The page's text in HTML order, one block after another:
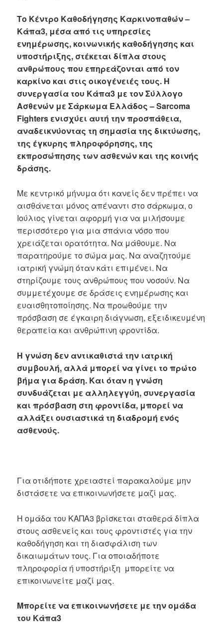
Το Κέντρο Καθοδήγησης Καρκινοπαθών –
Κάπα3, μέσα από τις υπηρεσίες
ενημέρωσης, κοινωνικής καθοδήγησης και
υποστήριξης, στέκεται δίπλα στους
ανθρώπους που επηρεάζονται από τον
καρκίνο και στις οικογένειές τους. Η
συνεργασία του Κάπα3 με τον Σύλλογο
Ασθενών με Σάρκωμα Ελλάδος – Sarcoma
Fighters ενισχύει αυτή την προσπάθεια,
αναδεικνύοντας τη σημασία της δικτύωσης,
της έγκυρης πληροφόρησης, της
εκπροσώπησης των ασθενών και της κοινής
δράσης.
Με κεντρικό μήνυμα ότι κανείς δεν πρέπει να
αισθάνεται μόνος απέναντι στο σάρκωμα, ο
Ιούλιος γίνεται αφορμή για να μιλήσουμε
περισσότερο για μια σπάνια νόσο που
χρειάζεται ορατότητα. Να μάθουμε. Να
παρατηρούμε το σώμα μας. Να αναζητούμε
ιατρική γνώμη όταν κάτι επιμένει. Να
στηρίζουμε τους ανθρώπους που νοσούν. Να
συμμετέχουμε σε δράσεις ενημέρωσης και
ευαισθητοποίησης. Να προωθούμε την
πρόσβαση σε έγκαιρη διάγνωση, εξειδικευμένη
θεραπεία και ανθρώπινη φροντίδα.
Η γνώση δεν αντικαθιστά την ιατρική
συμβουλή, αλλά μπορεί να γίνει το πρώτο
βήμα για δράση. Και όταν η γνώση
συνδυάζεται με αλληλεγγύη, συνεργασία
και πρόσβαση στη φροντίδα, μπορεί να
αλλάξει ουσιαστικά τη διαδρομή ενός
ασθενούς.
Για οτιδήποτε χρειαστεί παρακαλούμε μην
διστάσετε να επικοινωνήσετε μαζί μας.
Η ομάδα του ΚΑΠΑ3 βρίσκεται σταθερά δίπλα
στους ασθενείς και τους φροντιστές για την
καθοδήγηση και τη διασφάλιση των
δικαιωμάτων τους. Για οποιαδήποτε
πληροφορία ή υποστήριξη μπορείτε να
επικοινωνείτε μαζί μας.
Μπορείτε να επικοινωνήσετε με την ομάδα
του Κάπα3